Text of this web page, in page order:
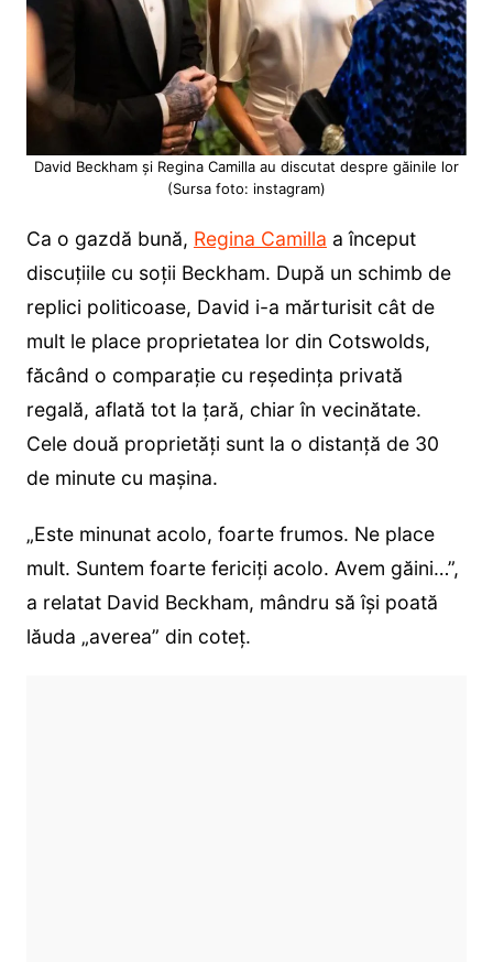
David Beckham și Regina Camilla au discutat despre găinile lor
(Sursa foto: instagram)
Ca o gazdă bună, Regina Camilla a început
discuțiile cu soții Beckham. După un schimb de
replici politicoase, David i-a mărturisit cât de
mult le place proprietatea lor din Cotswolds,
făcând o comparație cu reședința privată
regală, aflată tot la țară, chiar în vecinătate.
Cele două proprietăți sunt la o distanță de 30
de minute cu mașina.
„Este minunat acolo, foarte frumos. Ne place
mult. Suntem foarte fericiți acolo. Avem găini…”,
a relatat David Beckham, mândru să își poată
lăuda „averea” din coteț.